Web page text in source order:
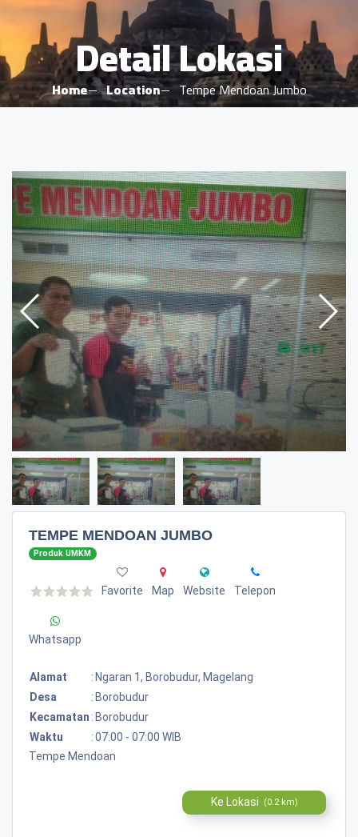
Detail Lokasi
Home Location Tempe Mendoan Jumbo
TEMPE MENDOAN JUMBO
Produk UMKM
Favorite Map Website Telepon
Whatsapp
Alamat : Ngaran 1, Borobudur, Magelang
Desa
: Borobudur
Kecamatan : Borobudur
Waktu
:07:00 - 07:00 WIB
Tempe Mendoan
Ke Lokasi (0.2 km)